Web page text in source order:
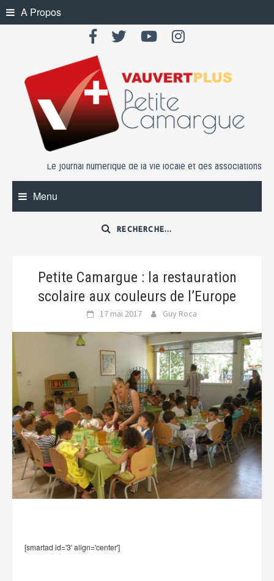
Skip
to
A Propos
Le journal numérique de la vie locale et des associations
Menu
Petite Camargue : la restauration
scolaire aux couleurs de l’Europe
17 mai 2017 Guy Roca
[smartad id='3' align='center']